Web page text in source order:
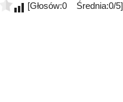
[Głosów:0 Średnia:0/5]